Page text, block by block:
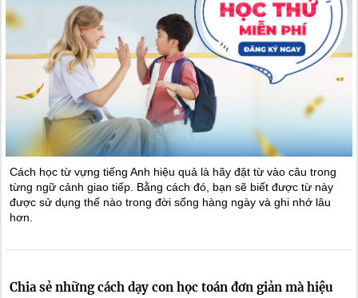
Cách học từ vựng tiếng Anh hiệu quả là hãy đặt từ vào câu trong
từng ngữ cảnh giao tiếp. Bằng cách đó, bạn sẽ biết được từ này
được sử dụng thế nào trong đời sống hàng ngày và ghi nhớ lâu
hơn.
Chia sẻ những cách dạy con học toán đơn giản mà hiệu